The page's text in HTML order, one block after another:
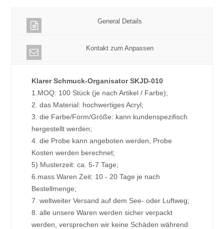
General Details
Kontakt zum Anpassen
Klarer Schmuck-Organisator SKJD-010
1.MOQ: 100 Stück (je nach Artikel / Farbe);
2. das Material: hochwertiges Acryl;
3. die Farbe/Form/Größe: kann kundenspezifisch
hergestellt werden;
4. die Probe kann angeboten werden, Probe
Kosten werden berechnet;
5) Musterzeit: ca. 5-7 Tage;
6.mass Waren Zeit: 10 - 20 Tage je nach
Bestellmenge;
7. weltweiter Versand auf dem See- oder Luftweg;
8. alle unsere Waren werden sicher verpackt
werden, versprechen wir keine Schäden während